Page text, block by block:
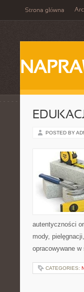
Strona główna
POSTED BY
autentyczności
mody,
opracowywane
CATEGORIES: